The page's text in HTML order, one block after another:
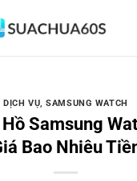
DỊCH VỤ,SAMSUNG WATCH
Samsung
Bao Nhiêu